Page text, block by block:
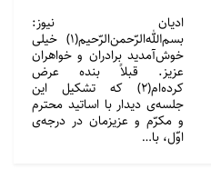
ادیان نیوز:
بسم‌الله‌الرّحمن‌الرّحیم‌(۱) خیلی
خوش‌آمدید برادران و خواهران
عزیز. قبلاً بنده عرض
کرده‌ام(۲) که تشکیل این
جلسه‌ی دیدار با اساتید محترم
و مکرّم و عزیزمان در درجه‌ی
اوّل، با…